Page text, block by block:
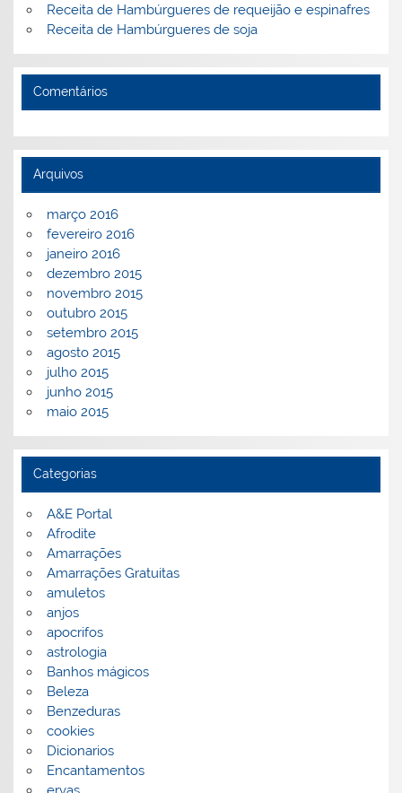
Receita de Hambúrgueres de requeijão e espinafres
Receita de Hambúrgueres de soja
Comentários
Arquivos
março 2016
fevereiro 2016
janeiro 2016
dezembro 2015
novembro 2015
outubro 2015
setembro 2015
agosto 2015
julho 2015
junho 2015
maio 2015
Categorias
A&E Portal
Afrodite
Amarrações
Amarrações Gratuitas
amuletos
anjos
apocrifos
astrologia
Banhos mágicos
Beleza
Benzeduras
cookies
Dicionarios
Encantamentos